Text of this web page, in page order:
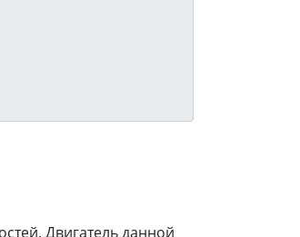
Двигатель данной